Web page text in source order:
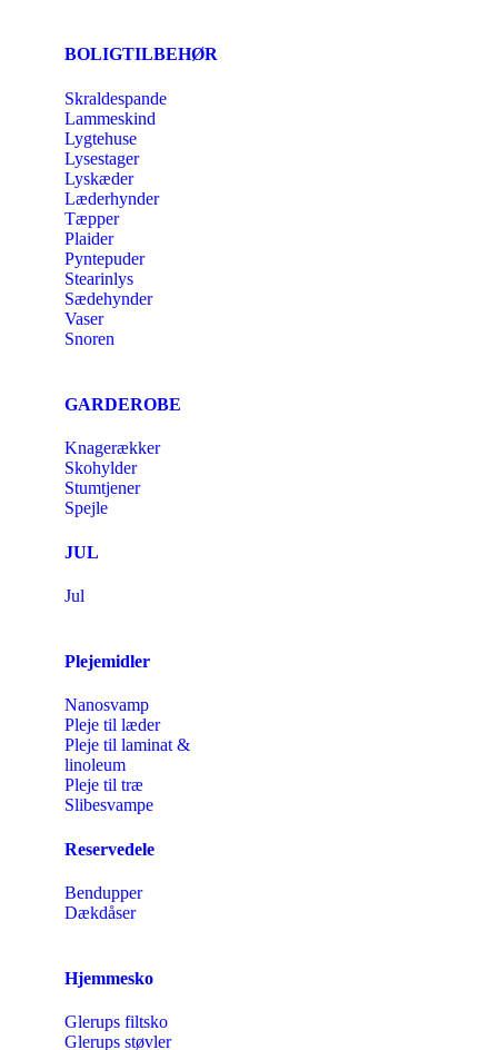
BOLIGTILBEHØR
Skraldespande
Lammeskind
Lygtehuse
Lysestager
Lyskæder
Læderhynder
Tæpper
Plaider
Pyntepuder
Stearinlys
Sædehynder
Vaser
Snoren
GARDEROBE
Knagerækker
Skohylder
Stumtjener
Spejle
JUL
Jul
Plejemidler
Nanosvamp
Pleje til læder
Pleje til laminat &
linoleum
Pleje til træ
Slibesvampe
Reservedele
Bendupper
Dækdåser
Hjemmesko
Glerups filtsko
Glerups støvler